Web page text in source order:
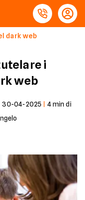
dark web
i
web
30-04-2025 4min di